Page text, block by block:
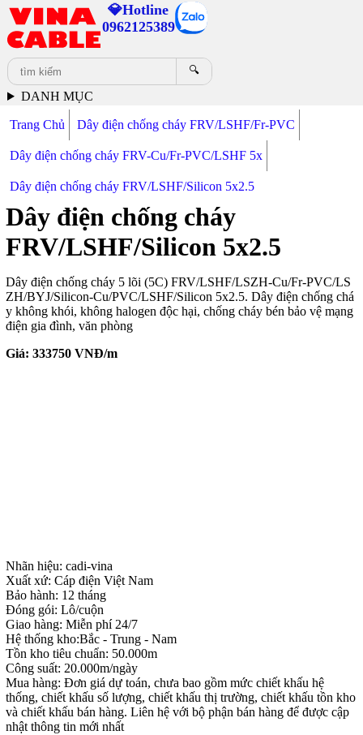
💎Hotline
0962125389
🔍
DANH MỤC
Trang Chủ Dây điện chống cháy FRV/LSHF/Fr-PVC
Dây điện chống cháy FRV-Cu/Fr-PVC/LSHF 5x
Dây điện chống cháy FRV/LSHF/Silicon 5x2.5
Dây điện chống cháy
FRV/LSHF/Silicon 5x2.5
Dây điện chống cháy 5 lõi (5C) FRV/LSHF/LSZH-Cu/Fr-PVC/LS
ZH/BYJ/Silicon-Cu/PVC/LSHF/Silicon 5x2.5. Dây điện chống chá
y không khói, không halogen độc hại, chống cháy bén bảo vệ mạng
điện gia đình, văn phòng
Giá: 333750VNĐ/m
Nhãn hiệu: cadi-vina
Xuất xứ: Cáp điện Việt Nam
Bảo hành: 12 tháng
Đóng gói: Lô/cuộn
Giao hàng: Miễn phí 24/7
Hệ thống kho:Bắc - Trung - Nam
Tồn kho tiêu chuẩn: 50.000m
Công suất: 20.000m/ngày
Mua hàng: Đơn giá dự toán, chưa bao gồm mức chiết khấu hệ
thống, chiết khấu số lượng, chiết khấu thị trường, chiết khấu tồn kho
và chiết khấu bán hàng. Liên hệ với bộ phận bán hàng để được cập
nhật thông tin mới nhất